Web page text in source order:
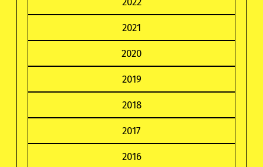
2021
2020
2019
2018
2017
2016